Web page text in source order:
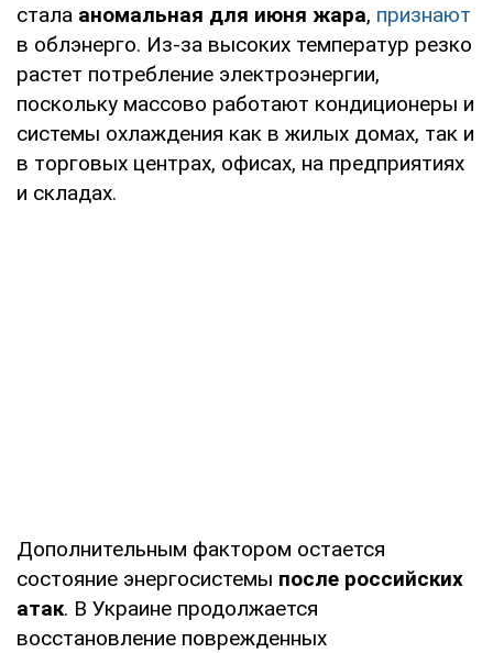
область
Николаев и
область
https://www.energy.mk.ua/grafik-
spozhyvachiv
Одесса и
область
https://www.dtek-oem.com.ua/ru/
(поиск по номеру счета абонента)
Тернополь и
область
https://www.toe.com.ua/news/71
стала аномальная для июня жара, признают
в облэнерго. Из-за высоких температур резко
растет потребление электроэнергии,
поскольку массово работают кондиционеры и
системы охлаждения как в жилых домах, так и
в торговых центрах, офисах, на предприятиях
и складах.
Дополнительным фактором остается
состояние энергосистемы после российских
атак. В Украине продолжается
восстановление поврежденных